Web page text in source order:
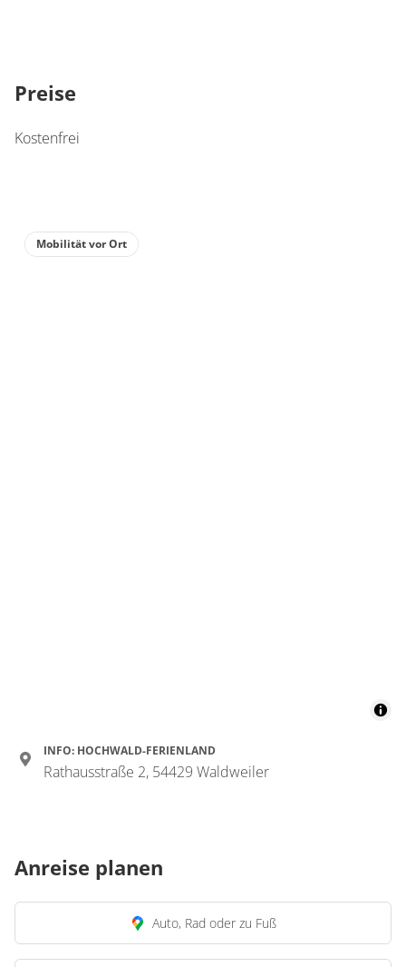
Preise
Kostenfrei
Mobilität vor Ort
INFO: HOCHWALD-FERIENLAND
Rathausstraße 2, 54429 Waldweiler
Anreise planen
Auto, Rad oder zu Fuß